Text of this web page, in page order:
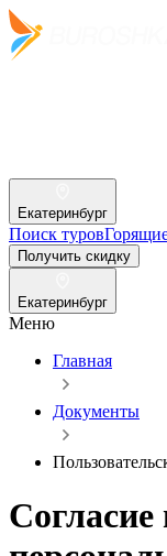
Екатеринбург
Поиск туров
Получить скидку
Екатеринбург
Меню
Главная
Документы
Согласие